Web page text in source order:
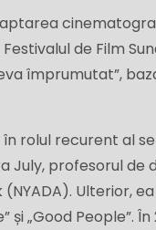
de Film
împrumutat”,
în rolul recurent al
July, profesorul
Ulterior,
și „Good People”.